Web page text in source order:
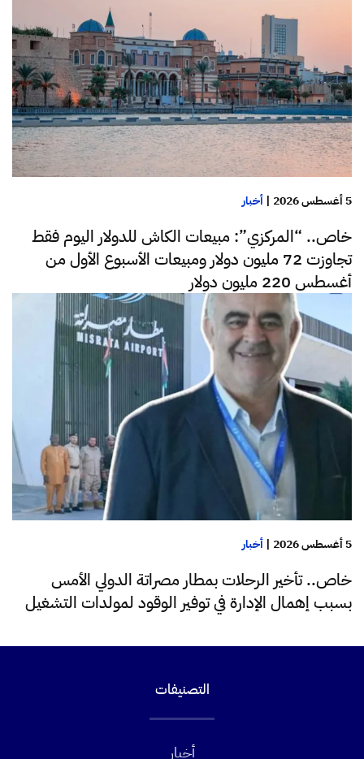
5 أغسطس 2026 | أخبار
خاص.. “المركزي”: مبيعات الكاش للدولار اليوم فقط
تجاوزت 72 مليون دولار ومبيعات الأسبوع الأول من
أغسطس 220 مليون دولار
5 أغسطس 2026 | أخبار
خاص.. تأخير الرحلات بمطار مصراتة الدولي الأمس
بسبب إهمال الإدارة في توفير الوقود لمولدات التشغيل
التصنيفات
أخبار